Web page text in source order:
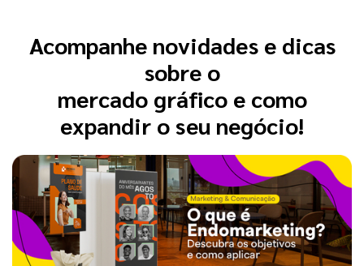
Acompanhe novidades e dicas
sobre o
mercado gráfico e como
expandir o seu negócio!